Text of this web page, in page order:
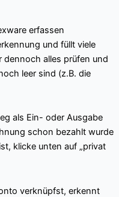
und füllt viele
dennoch alles prüfen und
leer sind (z.B. die
als Ein- oder Ausgabe
schon bezahlt wurde
klicke unten auf „privat
verknüpfst, erkennt